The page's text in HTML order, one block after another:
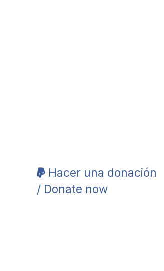
Hacer una donación
/ Donate now